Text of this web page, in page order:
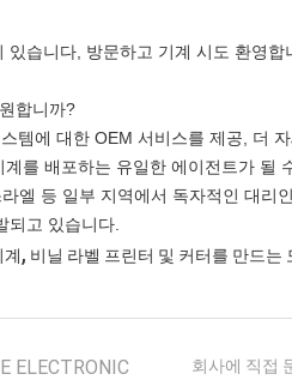
습니다, 방문하고 기계 시도 환영합
합니까?
템에 대한 OEM 서비스를 제공, 더
를 배포하는 유일한 에이전트가 될
엘 등 일부 지역에서 독자적인 대리
되고 있습니다.
계, 비닐 라벨 프린터 및 커터를 만드는
ELECTRONIC
회사에 직접